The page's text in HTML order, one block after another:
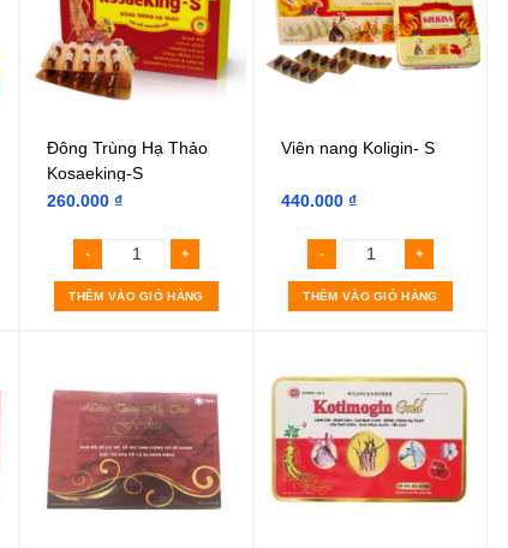
Đông Trùng Hạ Thảo
Kosaeking-S
260.000₫
THÊM VÀO GIỎ HÀNG
Viên nang Koligin- S
440.000₫
THÊM VÀO GIỎ HÀNG